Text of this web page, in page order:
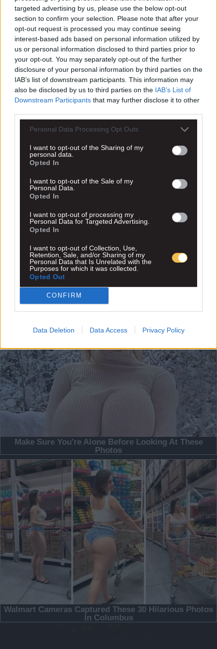
targeted advertising by us, please use the below opt-out
section to confirm your selection. Please note that after your
opt-out request is processed you may continue seeing
interest-based ads based on personal information utilized by
us or personal information disclosed to third parties prior to
your opt-out. You may separately opt-out of the further
disclosure of your personal information by third parties on the
IAB’s list of downstream participants. This information may
also be disclosed by us to third parties on the IAB’s List of
Downstream Participants that may further disclose it to other
Personal Data Processing Opt Outs
I want to opt-out of the Sharing of my
personal data.
Opted In
I want to opt-out of the Sale of my
Personal Data.
Opted In
I want to opt-out of processing my
Personal Data for Targeted Advertising.
Opted In
I want to opt-out of Collection, Use,
Retention, Sale, and/or Sharing of my
Personal Data that Is Unrelated with the
Purposes for which it was collected.
Opted Out
CONFIRM
Data Deletion Data Access Privacy Policy